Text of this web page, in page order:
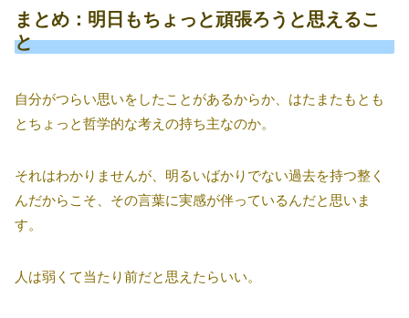
まとめ：明日もちょっと頑張ろうと思えるこ
と
自分がつらい思いをしたことがあるからか、はたまたもとも
とちょっと哲学的な考えの持ち主なのか。
それはわかりませんが、明るいばかりでない過去を持つ整く
んだからこそ、その言葉に実感が伴っているんだと思いま
す。
人は弱くて当たり前だと思えたらいい。